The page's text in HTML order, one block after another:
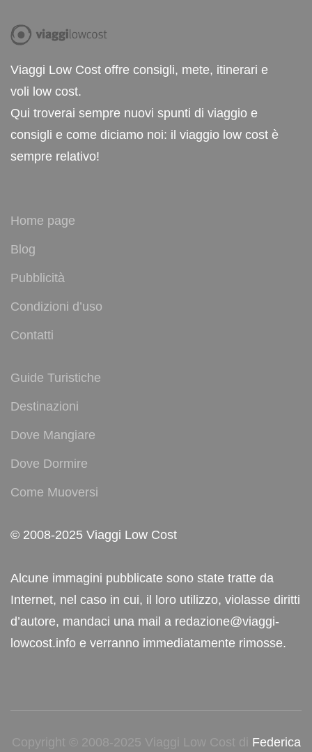
Viaggi Low Cost offre consigli, mete, itinerari e
voli low cost.
Qui troverai sempre nuovi spunti di viaggio e
consigli e come diciamo noi: il viaggio low cost è
sempre relativo!
Home page
Blog
Pubblicità
Condizioni d’uso
Contatti
Guide Turistiche
Destinazioni
Dove Mangiare
Dove Dormire
Come Muoversi
© 2008-2025 Viaggi Low Cost
Alcune immagini pubblicate sono state tratte da
Internet, nel caso in cui, il loro utilizzo, violasse diritti
d’autore, mandaci una mail a redazione@viaggi-
lowcost.info e verranno immediatamente rimosse.
Copyright © 2008-2025 Viaggi Low Cost di Federica